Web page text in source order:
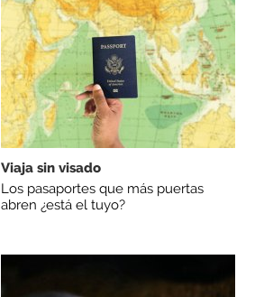
Viaja sin visado
Los pasaportes que más puertas
abren ¿está el tuyo?